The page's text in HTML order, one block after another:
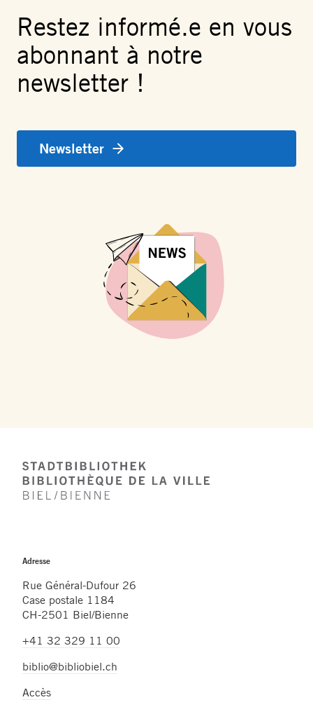
Restez informé.e en vous
abonnant à notre
newsletter !
Newsletter
Footer
Adresse
Rue Général-Dufour 26
Case postale 1184
CH-2501 Biel/Bienne
+41 32 329 11 00
biblio@bibliobiel.ch
Accès